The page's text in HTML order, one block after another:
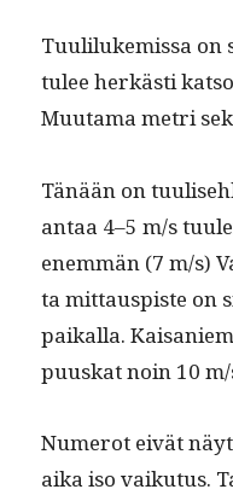
Tuuliluke­mis­sa on
tulee herkästi
Muu­ta­ma metri
Tänään on
antaa 4–5 m/s
enem­män (7 m/s)
ta mit­taus­piste on
paikalla.
puuskat noin 10 m/
Numerot eivät
aika iso vaiku­tus.